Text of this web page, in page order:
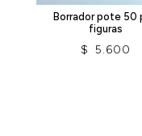
Borrador pote 50
figuras
$ 5.600